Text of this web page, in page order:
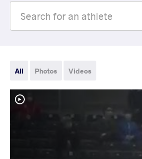
All Photos Videos